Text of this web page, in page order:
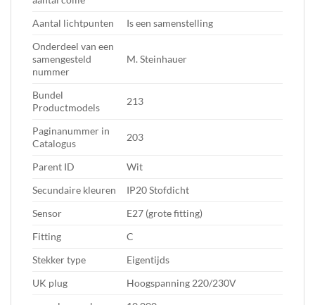
Aantal lichtpunten
Is een samenstelling
Onderdeel van een
samengesteld
nummer
M. Steinhauer
Bundel
Productmodels
213
Paginanummer in
Catalogus
203
Parent ID
Wit
Secundaire kleuren
IP20 Stofdicht
Sensor
E27 (grote fitting)
Fitting
C
Stekker type
Eigentijds
UK plug
Hoogspanning 220/230V